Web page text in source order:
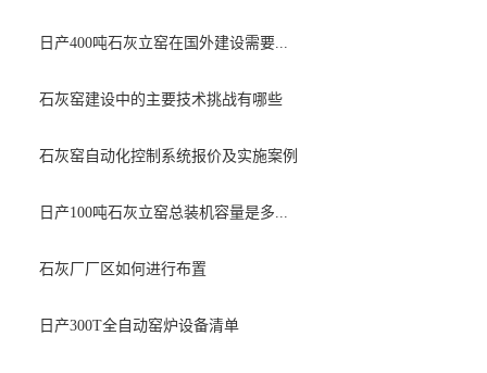
日产400吨石灰立窑在国外建设需要...
石灰窑建设中的主要技术挑战有哪些
石灰窑自动化控制系统报价及实施案例
日产100吨石灰立窑总装机容量是多...
石灰厂厂区如何进行布置
日产300T全自动窑炉设备清单